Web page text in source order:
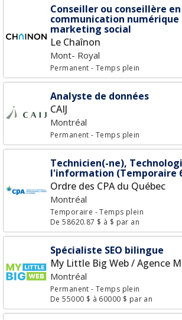
Conseiller ou conseillère en
communication numérique
marketing social
Le Chaînon
Mont- Royal
Permanent- Temps plein
Analyste de données
CAIJ
Montréal
Permanent- Temps plein
Technicien(-ne),
l'information (Temporaire
Ordre des CPA du Québec
Montréal
Temporaire - Temps plein
De 58620.87 $ à $ par an
Spécialiste SEO bilingue
My Little Big Web / Agence
Montréal
Permanent- Temps plein
De 55000 $ à 60000 $ par an